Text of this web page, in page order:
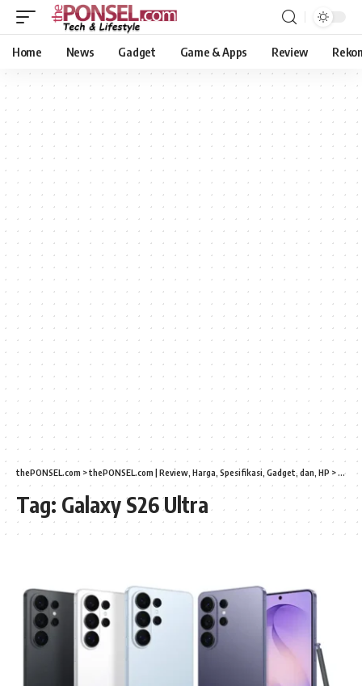
Home News Gadget Game & Apps Review
thePONSEL.com >thePONSEL.com | Review, Harga, Spesifikasi, Gadget, dan, HP >
Tag: Galaxy S26 Ultra